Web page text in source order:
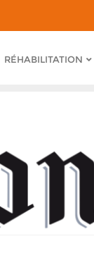
RÉHABILITATION